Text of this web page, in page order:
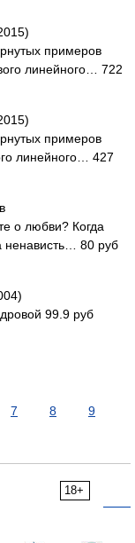
примеров
линейного… 722
примеров
линейного… 427
о любви? Когда
ненависть… 80 руб
99.9 руб
7 8
9
18+